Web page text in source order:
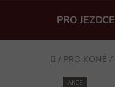
PRO JEZDCE
Domů
/ PRO KONĚ /
AKCE